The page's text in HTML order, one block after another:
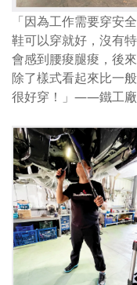
「因為工作需要穿安
鞋可以穿就好，沒有
會感到腰痠腿痠，後
除了樣式看起來比一
很好穿！」——鐵工